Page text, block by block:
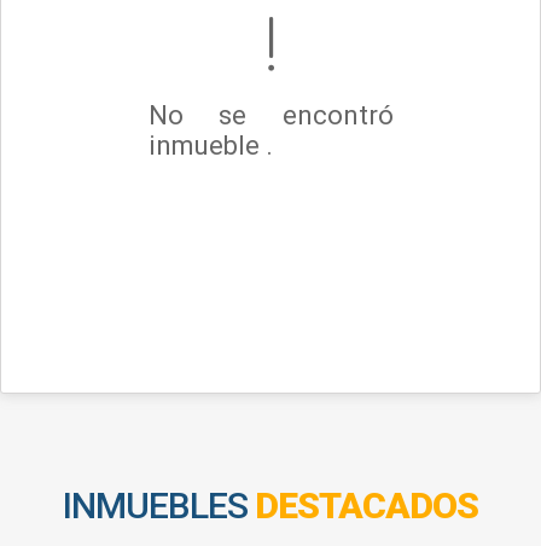
No se encontró
inmueble .
INMUEBLES DESTACADOS